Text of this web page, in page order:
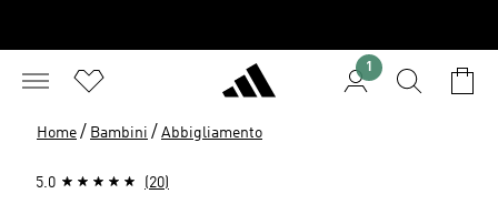
1
Home / Bambini / Abbigliamento
5.0 (20)